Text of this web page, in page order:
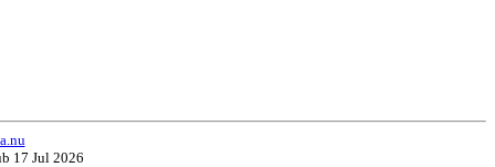
17 Jul 2026